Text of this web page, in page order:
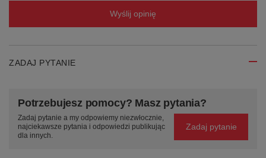
Wyślij opinię
ZADAJ PYTANIE
Potrzebujesz pomocy? Masz pytania?
Zadaj pytanie a my odpowiemy niezwłocznie,
najciekawsze pytania i odpowiedzi publikując
dla innych.
Zadaj pytanie